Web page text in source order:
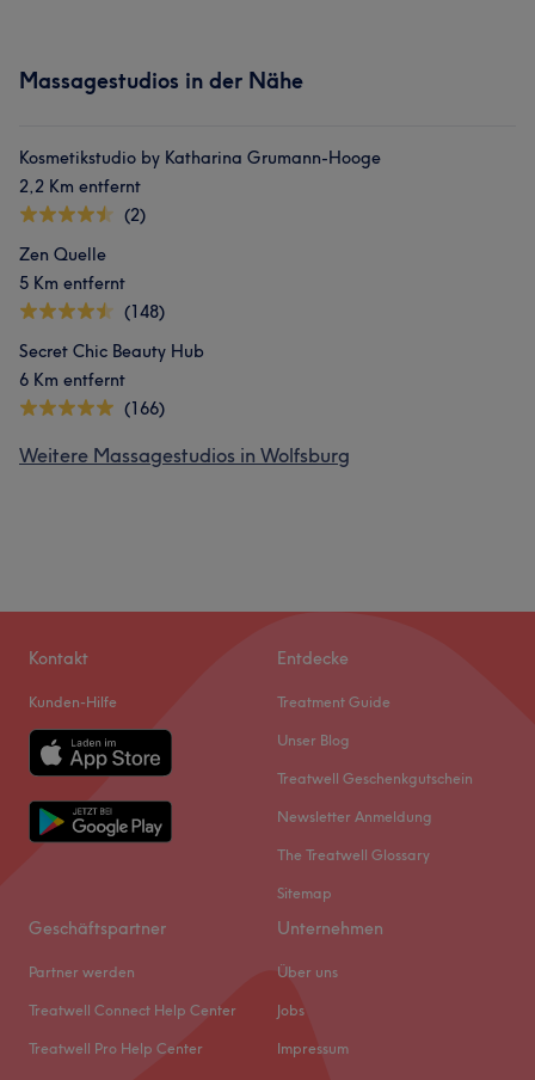
Massagestudios in der Nähe
Kosmetikstudio by Katharina Grumann-Hooge
2,2 Km entfernt
(2)
Zen Quelle
5 Km entfernt
(148)
Secret Chic Beauty Hub
6 Km entfernt
(166)
Weitere Massagestudios in Wolfsburg
Kontakt
Kunden-Hilfe
Entdecke
Treatment Guide
Unser Blog
Treatwell Geschenkgutschein
Newsletter Anmeldung
The Treatwell Glossary
Sitemap
Geschäftspartner
Partner werden
Treatwell Connect Help Center
Treatwell Pro Help Center
Unternehmen
Über uns
Jobs
Impressum